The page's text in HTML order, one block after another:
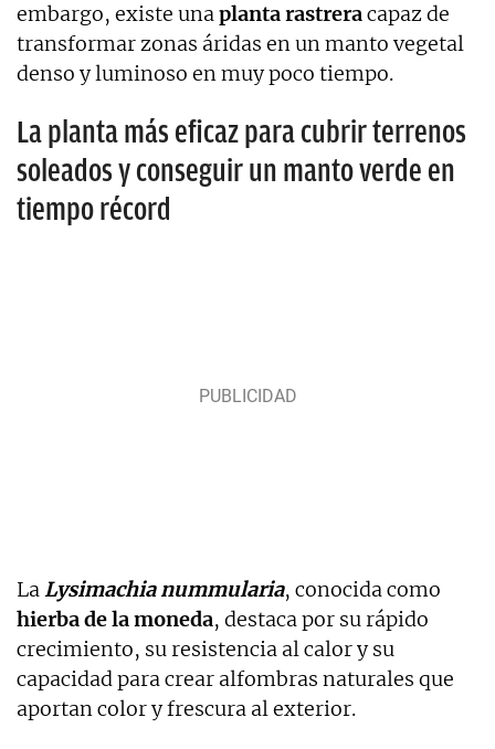
embargo, existe unaplanta rastreracapaz de
transformar zonas áridas en un manto vegetal
denso y luminoso en muy poco tiempo.
La planta más eficaz para cubrir terrenos
soleados y conseguir un manto verde en
tiempo récord
LaLysimachia nummularia, conocida como
hierba de la moneda, destaca por su rápido
crecimiento, su resistencia al calor y su
capacidad para crear alfombras naturales que
aportan color y frescura al exterior.